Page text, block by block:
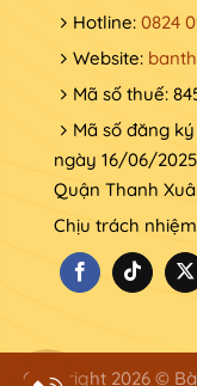
Bàn thờ
Mẫu bàn thờ
Hotline: 0824
Website:
Mã số thuế:
Mã số đăng
ngày 16/06/
Quận Thanh
Chịu trách
Copyright 2026 ©